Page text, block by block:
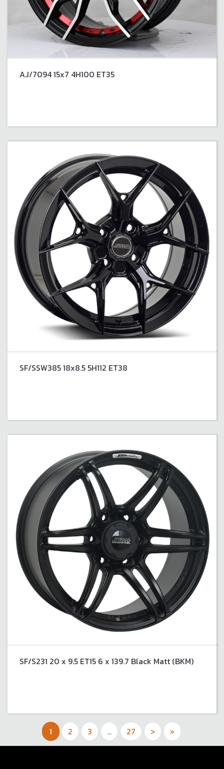
AJ/7094 15x7 4H100 ET35
SF/SSW385 18x8.5 5H112 ET38
SF/S231 20 x 9.5 ET15 6 x 139.7 Black Matt (BKM)
1 2 3 ... 27 > »